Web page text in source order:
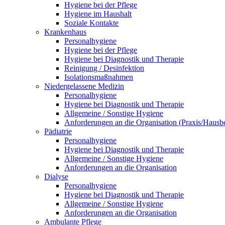
Hygiene bei der Pflege
Hygiene im Haushalt
Soziale Kontakte
Krankenhaus
Personalhygiene
Hygiene bei der Pflege
Hygiene bei Diagnostik und Therapie
Reinigung / Desinfektion
Isolationsmaßnahmen
Niedergelassene Medizin
Personalhygiene
Hygiene bei Diagnostik und Therapie
Allgemeine / Sonstige Hygiene
Anforderungen an die Organisation (Praxis/
Pädiatrie
Personalhygiene
Hygiene bei Diagnostik und Therapie
Allgemeine / Sonstige Hygiene
Anforderungen an die Organisation
Dialyse
Personalhygiene
Hygiene bei Diagnostik und Therapie
Allgemeine / Sonstige Hygiene
Anforderungen an die Organisation
Ambulante Pflege